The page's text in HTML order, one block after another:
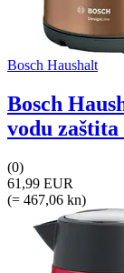
Bosch Haushalt
Bosch
vodu zaštita
(0)
61,99 EUR
(= 467,06 kn)